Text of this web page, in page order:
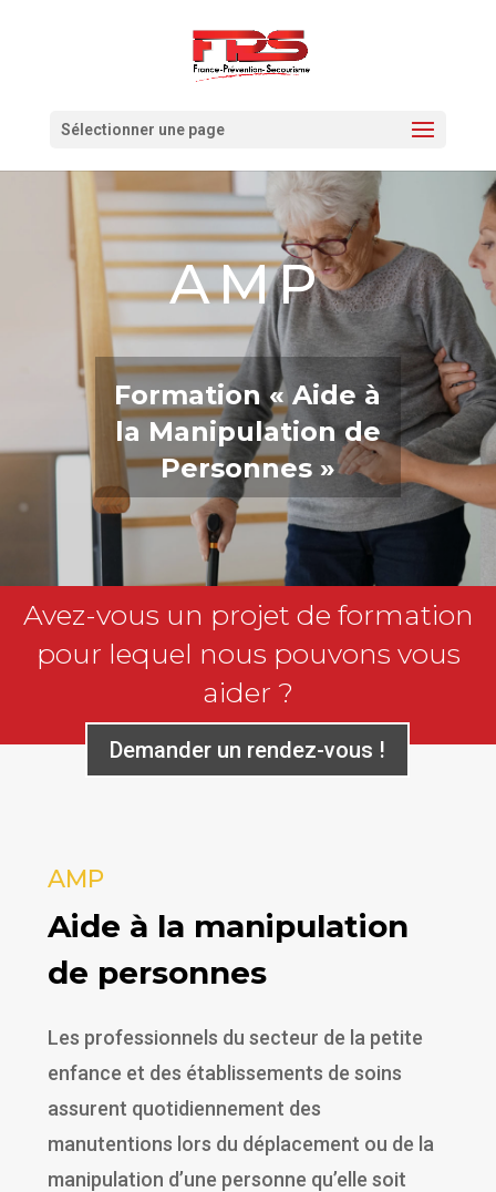
Sélectionner une page
AMP
Formation « Aide à
la Manipulation de
Personnes »
Avez-vous un projet de formation
pour lequel nous pouvons vous
aider ?
Demander un rendez-vous !
AMP
Aide à la manipulation
de personnes
Les professionnels du secteur de la petite
enfance et des établissements de soins
assurent quotidiennement des
manutentions lors du déplacement ou de la
manipulation d’une personne qu’elle soit